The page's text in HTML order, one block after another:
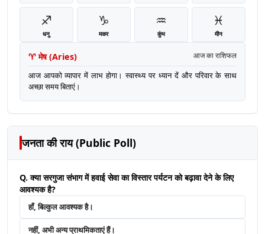
♐
धनु
♑
मकर
♒
कुंभ
♓
मीन
♈ मेष(Aries) आज का राशिफल
आज आपको व्यापार में लाभ होगा। स्वास्थ्य पर ध्यान दें और परिवार के साथ
अच्छा समय बिताएं।
जनता की राय (Public Poll)
Q. क्या सरगुजा संभाग में हवाई सेवा का विस्तार पर्यटन को बढ़ावा देने के लिए
आवश्यक है?
हाँ, बिल्कुल आवश्यक है।
नहीं, अभी अन्य प्राथमिकताएं हैं।